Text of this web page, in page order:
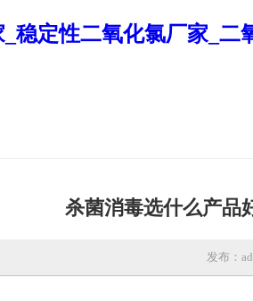
杀菌消毒选什么产品
发布：